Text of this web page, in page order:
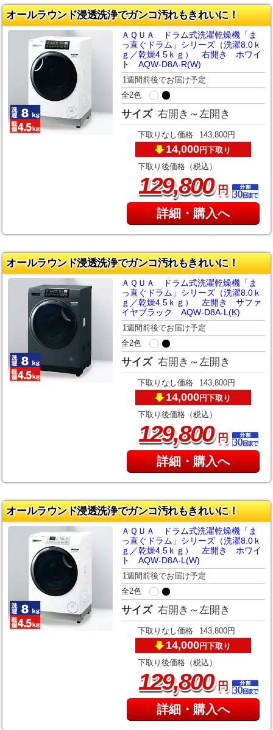
オールラウンド浸透洗浄でガンコ汚れもきれいに！
ＡＱＵＡ ドラム式洗濯乾燥機「ま
っ直ぐドラム」シリーズ（洗濯8.0ｋ
ｇ／乾燥4.5ｋｇ） 右開き ホワイ
ト AQW-D8A-R(W)
1週間前後でお届け予定
全2色
サイズ 右開き～左開き
下取りなし価格 143,800円
14,000円下取り
下取り後価格（税込）
129,800円
詳細・購入へ
オールラウンド浸透洗浄でガンコ汚れもきれいに！
ＡＱＵＡ ドラム式洗濯乾燥機「ま
っ直ぐドラム」シリーズ（洗濯8.0ｋ
ｇ／乾燥4.5ｋｇ） 左開き サファ
イヤブラック AQW-D8A-L(K)
1週間前後でお届け予定
全2色
サイズ 右開き～左開き
下取りなし価格 143,800円
14,000円下取り
下取り後価格（税込）
129,800円
詳細・購入へ
オールラウンド浸透洗浄でガンコ汚れもきれいに！
ＡＱＵＡ ドラム式洗濯乾燥機「ま
っ直ぐドラム」シリーズ（洗濯8.0ｋ
ｇ／乾燥4.5ｋｇ） 左開き ホワイ
ト AQW-D8A-L(W)
1週間前後でお届け予定
全2色
サイズ 右開き～左開き
下取りなし価格 143,800円
14,000円下取り
下取り後価格（税込）
129,800円
詳細・購入へ